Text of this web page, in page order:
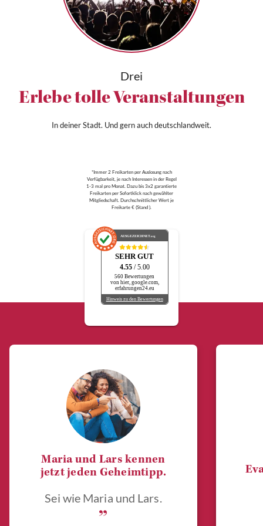
Drei
Erlebe tolle Veranstaltungen
In deiner Stadt. Und gern auch deutschlandweit.
*Immer 2 Freikarten per Auslosung nach
Verfügbarkeit, je nach Interessen in der Regel
1-3 mal pro Monat. Dazu bis 3x2 garantierte
Freikarten per Sofortklick nach gewählter
Mitgliedschaft. Durchschnittlicher Wert je
Freikarte € (Stand ).
AUSGEZEICHNET.org
SEHR GUT
4.55 / 5.00
560 Bewertungen
von hier, google.com,
erfahrungen24.eu
Hinweis zu den Bewertungen
Maria und Lars kennen
jetzt jeden Geheimtipp.
Sei wie Maria und Lars.
„